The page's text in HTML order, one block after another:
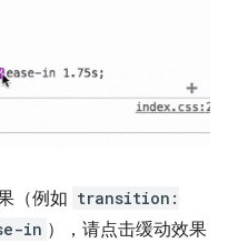
（例如 transition:
in ），请点击缓动效果